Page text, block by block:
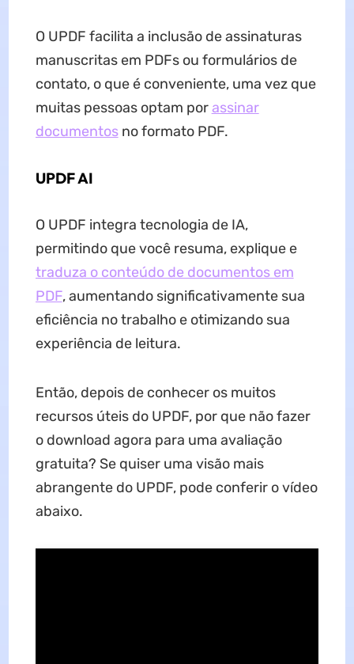
O UPDF facilita a inclusão de assinaturas
manuscritas em PDFs ou formulários de
contato, o que é conveniente, uma vez que
muitas pessoas optam porassinar
documentosno formato PDF.
UPDF AI
O UPDF integra tecnologia de IA,
permitindo que você resuma, explique e
traduza o conteúdo de documentos em
PDF, aumentando significativamente sua
eficiência no trabalho e otimizando sua
experiência de leitura.
Então, depois de conhecer os muitos
recursos úteis do UPDF, por que não fazer
o download agora para uma avaliação
gratuita? Se quiser uma visão mais
abrangente do UPDF, pode conferir o vídeo
abaixo.